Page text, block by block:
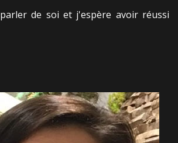
de soi et j'espère avoir réussi